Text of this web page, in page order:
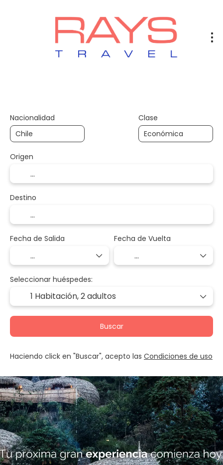
Nacionalidad Clase
Origen
Destino
Fecha de Salida Fecha de Vuelta
Seleccionar huéspedes:
1 Habitación,2 adultos
Buscar
Haciendo click en "Buscar", acepto las Condiciones de uso